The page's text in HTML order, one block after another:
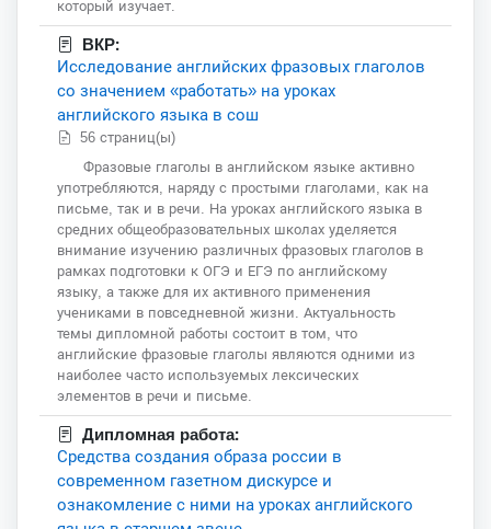
который изучает.
ВКР:
Исследование английских фразовых глаголов
со значением «работать» на уроках
английского языка в сош
56 страниц(ы)
Фразовые глаголы в английском языке активно
употребляются, наряду с простыми глаголами, как на
письме, так и в речи. На уроках английского языка в
средних общеобразовательных школах уделяется
внимание изучению различных фразовых глаголов в
рамках подготовки к ОГЭ и ЕГЭ по английскому
языку, а также для их активного применения
учениками в повседневной жизни. Актуальность
темы дипломной работы состоит в том, что
английские фразовые глаголы являются одними из
наиболее часто используемых лексических
элементов в речи и письме.
Дипломная работа:
Средства создания образа россии в
современном газетном дискурсе и
ознакомление с ними на уроках английского